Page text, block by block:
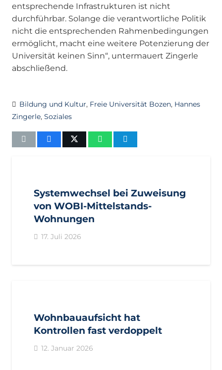
entsprechende Infrastrukturen ist nicht
durchführbar. Solange die verantwortliche Politik
nicht die entsprechenden Rahmenbedingungen
ermöglicht, macht eine weitere Potenzierung der
Universität keinen Sinn“, untermauert Zingerle
abschließend.
Bildung und Kultur, Freie Universität Bozen, Hannes
Zingerle, Soziales
Systemwechsel bei Zuweisung
von WOBI-Mittelstands-
Wohnungen
17. Juli 2026
Wohnbauaufsicht hat
Kontrollen fast verdoppelt
12. Januar 2026